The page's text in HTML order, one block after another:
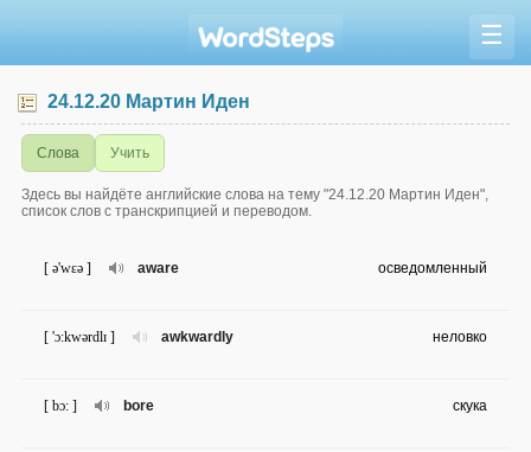
☰
24.12.20 Мартин Иден
Слова Учить
Здесь вы найдёте английские слова на тему "24.12.20 Мартин Иден",
список слов с транскрипцией и переводом.
aware
[ ə'wɛə ] осведомленный
awkwardly
[ 'ɔ:kwərdlɪ ] неловко
bore
[ bɔ: ] скука